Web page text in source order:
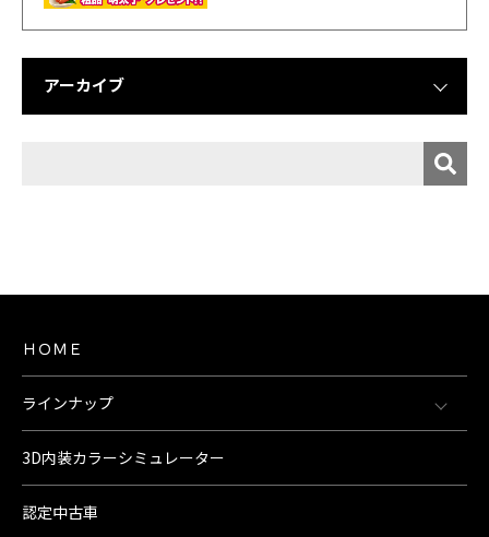
アーカイブ
ＨＯＭＥ
ラインナップ
3D内装カラーシミュレーター
認定中古車